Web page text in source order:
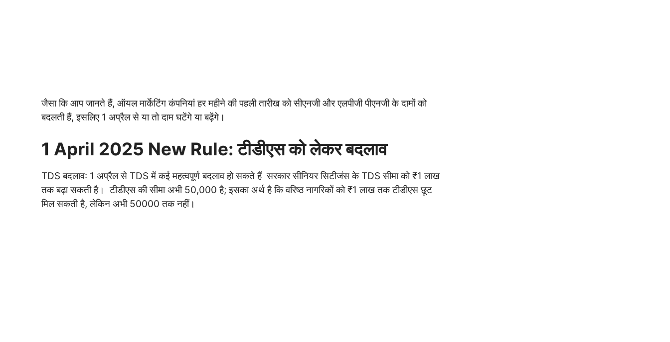
जैसा कि आप जानते हैं, ऑयल मार्केटिंग कंपनियां हर महीने की पहली तारीख को सीएनजी और एलपीजी पीएनजी के दामों को
बदलती हैं, इसलिए 1 अप्रैल से या तो दाम घटेंगे या बढ़ेंगे।
1 April 2025 New Rule: टीडीएस को लेकर बदलाव
TDS बदलाव: 1 अप्रैल से TDS में कई महत्वपूर्ण बदलाव हो सकते हैं सरकार सीनियर सिटीजंस के TDS सीमा को ₹1 लाख
तक बढ़ा सकती है। टीडीएस की सीमा अभी 50,000 है; इसका अर्थ है कि वरिष्ठ नागरिकों को ₹1 लाख तक टीडीएस छूट
मिल सकती है, लेकिन अभी 50000 तक नहीं।